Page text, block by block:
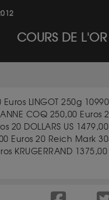
COURS DE
LINGOT 250g
COQ 250,00 Euros
20 DOLLARS US
Euros 20 Reich Mark
KRUGERRAND